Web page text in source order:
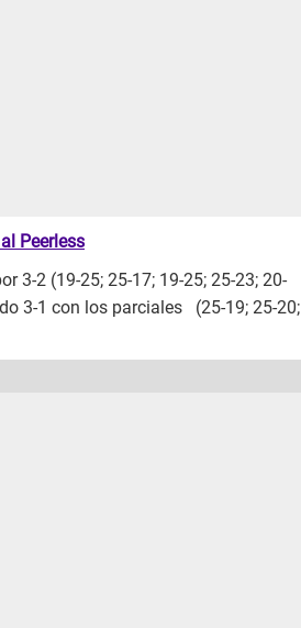
Peerless
3-2 (19-25; 25-17; 19-25; 25-23; 20-
3-1 con los parciales (25-19; 25-20;